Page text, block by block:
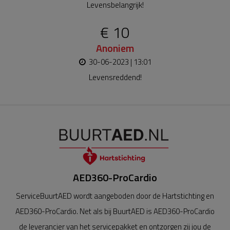
Levensbelangrijk!
€ 10
Anoniem
30-06-2023 | 13:01
Levensreddend!
AED360-ProCardio
ServiceBuurtAED wordt aangeboden door de Hartstichting en
AED360-ProCardio. Net als bij BuurtAED is AED360-ProCardio
de leverancier van het servicepakket en ontzorgen zij jou de